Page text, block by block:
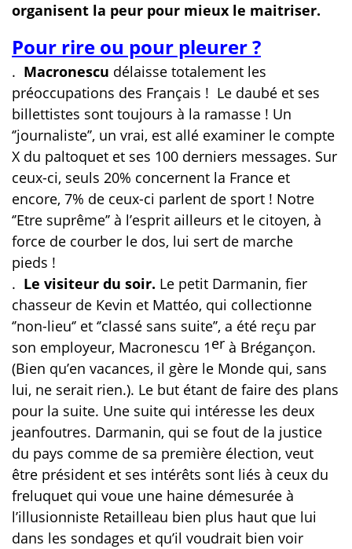
organisent la peur pour mieux le maitriser.
Pour rire ou pour pleurer ?
. Macronescu délaisse totalement les
préoccupations des Français ! Le daubé et ses
billettistes sont toujours à la ramasse ! Un
‘’journaliste’’, un vrai, est allé examiner le compte
X du paltoquet et ses 100 derniers messages. Sur
ceux-ci, seuls 20% concernent la France et
encore, 7% de ceux-ci parlent de sport ! Notre
‘’Etre suprême’’ à l’esprit ailleurs et le citoyen, à
force de courber le dos, lui sert de marche
pieds !
. Le visiteur du soir. Le petit Darmanin, fier
chasseur de Kevin et Mattéo, qui collectionne
‘’non-lieu‘’ et ‘’classé sans suite’’, a été reçu par
son employeur, Macronescu 1er à Brégançon.
(Bien qu’en vacances, il gère le Monde qui, sans
lui, ne serait rien.). Le but étant de faire des plans
pour la suite. Une suite qui intéresse les deux
jeanfoutres. Darmanin, qui se fout de la justice
du pays comme de sa première élection, veut
être président et ses intérêts sont liés à ceux du
freluquet qui voue une haine démesurée à
l’illusionniste Retailleau bien plus haut que lui
dans les sondages et qu’il voudrait bien voir